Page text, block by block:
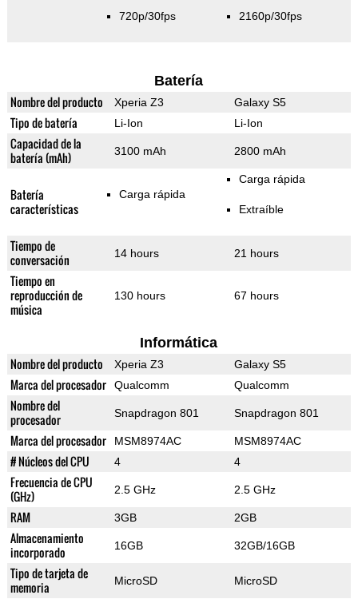
720p/30fps 2160p/30fps
Batería
Nombre del producto Xperia Z3 Galaxy S5
Tipo de batería Li-Ion Li-Ion
Capacidad de la
batería (mAh)
3100 mAh 2800 mAh
Batería
características
Carga rápida
Carga rápida
Extraíble
Tiempo de
conversación
14 hours 21 hours
Tiempo en
reproducción de
música
130 hours 67 hours
Informática
Nombre del producto Xperia Z3 Galaxy S5
Marca del procesador Qualcomm Qualcomm
Nombre del
procesador
Snapdragon 801 Snapdragon 801
Marca del procesador MSM8974AC MSM8974AC
# Núcleos del CPU 4 4
Frecuencia de CPU
(GHz)
2.5 GHz 2.5 GHz
RAM 3GB 2GB
Almacenamiento
incorporado
16GB 32GB/16GB
Tipo de tarjeta de
memoria
MicroSD MicroSD